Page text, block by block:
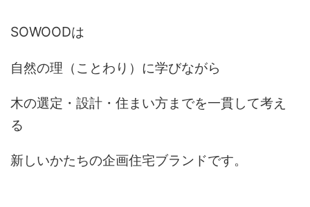
SOWOODは
自然の理（ことわり）に学びながら
木の選定・設計・住まい方までを一貫して考え
る
新しいかたちの企画住宅ブランドです。